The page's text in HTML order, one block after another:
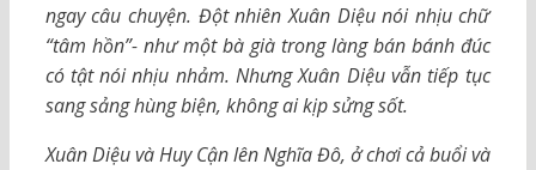
ngay câu chuyện. Đột nhiên Xuân Diệu nói nhịu chữ
“tâm hồn”- như một bà già trong làng bán bánh đúc
có tật nói nhịu nhảm. Nhưng Xuân Diệu vẫn tiếp tục
sang sảng hùng biện, không ai kịp sửng sốt.
Xuân Diệu và Huy Cận lên Nghĩa Đô, ở chơi cả buổi và